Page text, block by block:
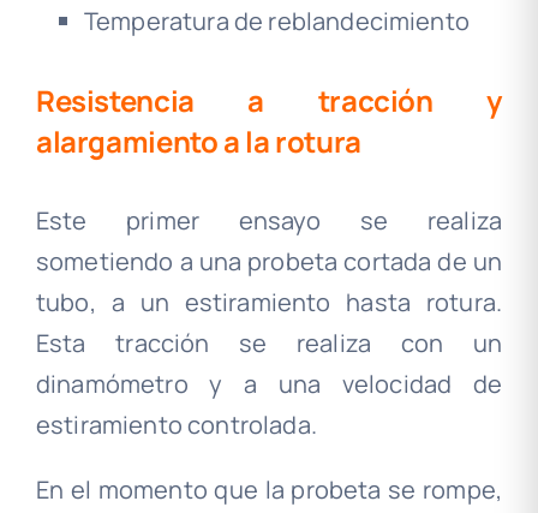
Temperatura de reblandecimiento
Resistencia a tracción y
alargamiento a la rotura
Este primer ensayo se realiza
sometiendo a una probeta cortada de un
tubo, a un estiramiento hasta rotura.
Esta tracción se realiza con un
dinamómetro y a una velocidad de
estiramiento controlada.
En el momento que la probeta se rompe,